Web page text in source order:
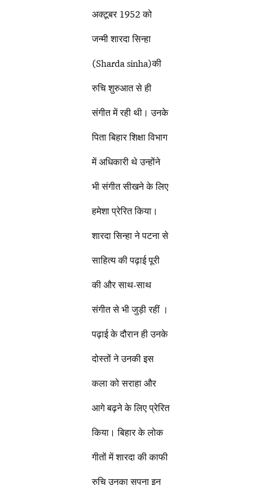
अक्टूबर 1952 को
जन्मी शारदा सिन्हा
(Sharda sinha)की
रुचि शुरुआत से ही
संगीत में रही थी। उनके
पिता बिहार शिक्षा विभाग
में अधिकारी थे उन्होंने
भी संगीत सीखने के लिए
हमेशा प्रेरित किया।
शारदा सिन्हा ने पटना से
साहित्य की पढ़ाई पूरी
की और साथ-साथ
संगीत से भी जुड़ी रहीं ।
पढ़ाई के दौरान ही उनके
दोस्तों ने उनकी इस
कला को सराहा और
आगे बढ़ने के लिए प्रेरित
किया। बिहार के लोक
गीतों में शारदा की काफी
रुचि उनका सपना इन